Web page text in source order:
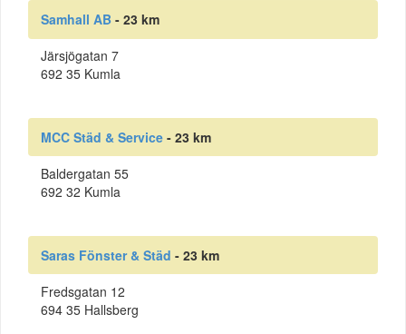
Samhall AB - 23 km
Järsjögatan 7
692 35 Kumla
MCC Städ & Service - 23 km
Baldergatan 55
692 32 Kumla
Saras Fönster & Städ - 23 km
Fredsgatan 12
694 35 Hallsberg